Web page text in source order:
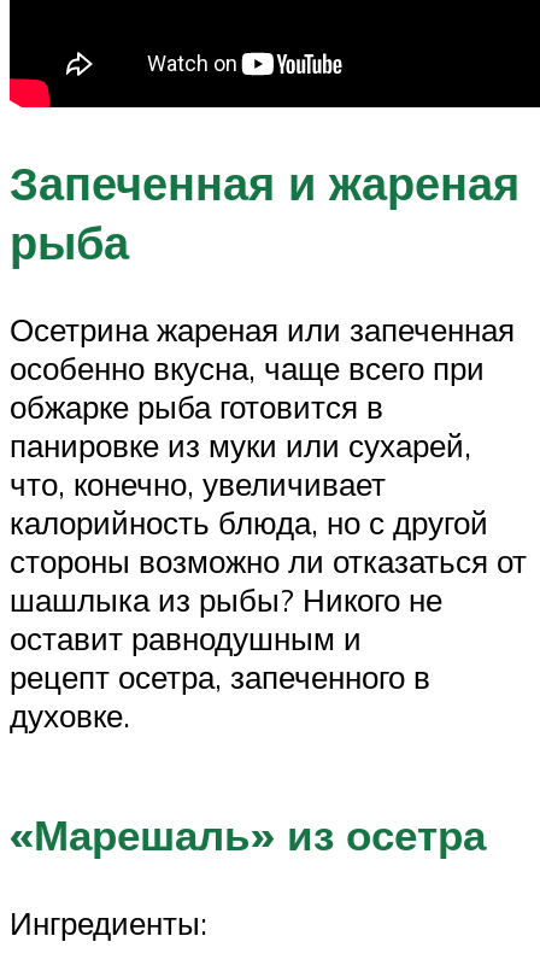
Запеченная и жареная
рыба
Осетрина жареная или запеченная
особенно вкусна, чаще всего при
обжарке рыба готовится в
панировке из муки или сухарей,
что, конечно, увеличивает
калорийность блюда, но с другой
стороны возможно ли отказаться от
шашлыка из рыбы? Никого не
оставит равнодушным и
рецепт осетра, запеченного в
духовке.
«Марешаль» из осетра
Ингредиенты: